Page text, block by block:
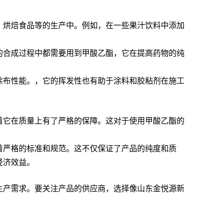
焙食品等的生产中。例如，在一些果汁饮料中添加
成过程中都需要用到甲酸乙酯，它在提高药物的纯
性能。，它的挥发性也有助于涂料和胶粘剂在施工
在质量上有了严格的保障。这对于使用甲酸乙酯的
格的标准和规范。这不仅保证了产品的纯度和质
效益。
需求。要关注产品的供应商，选择像山东金悦源新